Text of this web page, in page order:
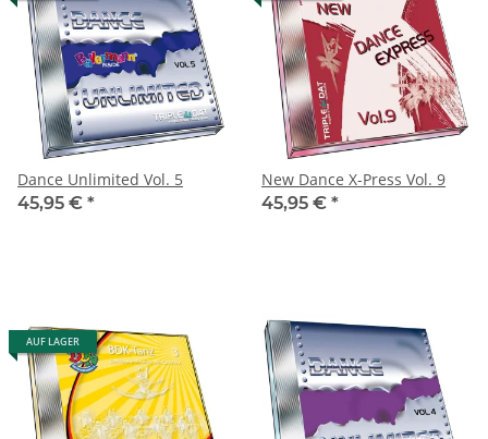
Dance Unlimited Vol. 5
45,95 € *
New Dance X-Press Vol. 9
45,95 € *
AUF LAGER